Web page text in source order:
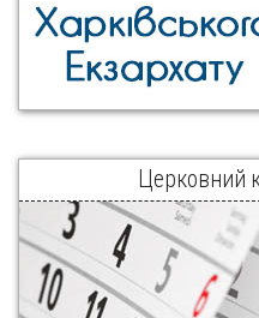
Церковний